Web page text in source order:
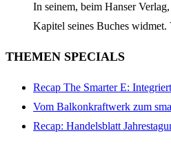
In seinem, beim Hanser
Kapitel seines Buches
THEMEN SPECIALS
Recap The Smarter E:
Vom Balkonkraftwerk zum
Recap: Handelsblatt